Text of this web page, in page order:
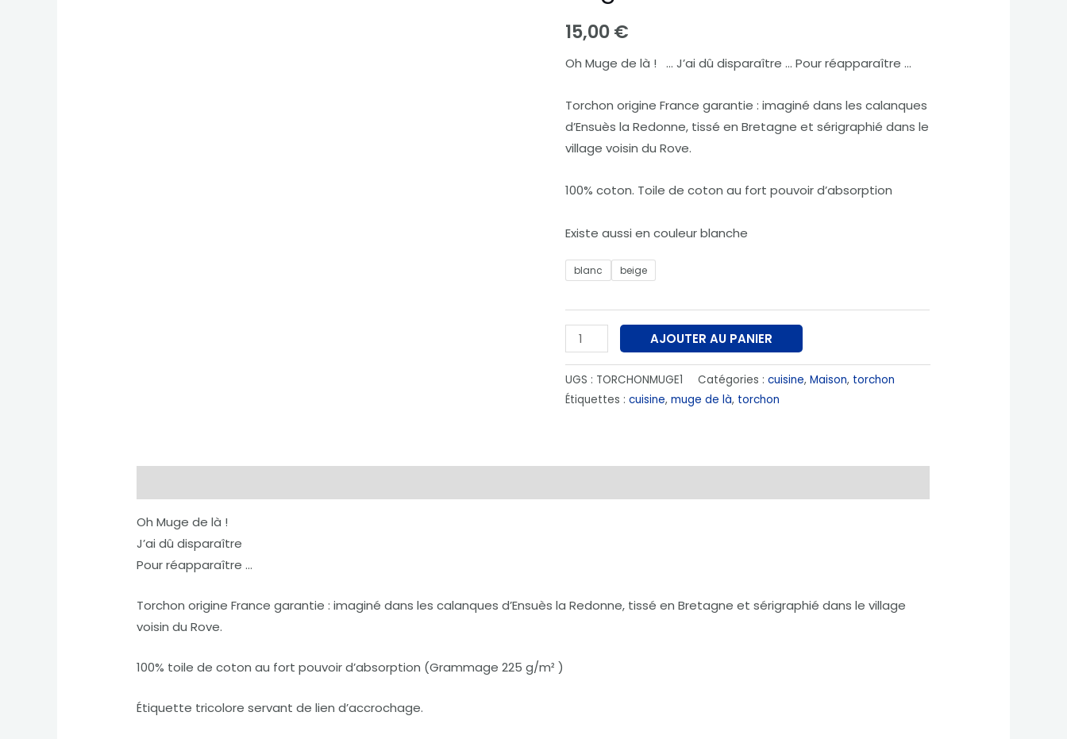
15,00€
Oh Muge de là ! … J’ai dû disparaître … Pour réapparaître …
Torchon origine France garantie : imaginé dans les calanques
d’Ensuès la Redonne, tissé en Bretagne et sérigraphié dans le
village voisin du Rove.
100% coton. Toile de coton au fort pouvoir d’absorption
Existe aussi en couleur blanche
blanc beige
made
in
France
Muge
de
là
AJOUTER AU PANIER
UGS : TORCHONMUGE1 Catégories : cuisine, Maison, torchon
Étiquettes : cuisine, muge de là, torchon
Oh Muge de là !
J’ai dû disparaître
Pour réapparaître …
Torchon origine France garantie : imaginé dans les calanques d’Ensuès la Redonne, tissé en Bretagne et sérigraphié dans le village
voisin du Rove.
100% toile de coton au fort pouvoir d’absorption (Grammage 225 g/m² )
Étiquette tricolore servant de lien d’accrochage.